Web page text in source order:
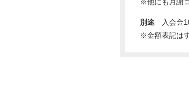
別途 入会金
※金額表記は